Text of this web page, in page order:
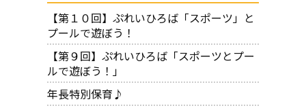
【第１０回】ぷれいひろば「スポーツ」と
プールで遊ぼう！
【第９回】ぷれいひろば「スポーツとプー
ルで遊ぼう！」
年長特別保育♪